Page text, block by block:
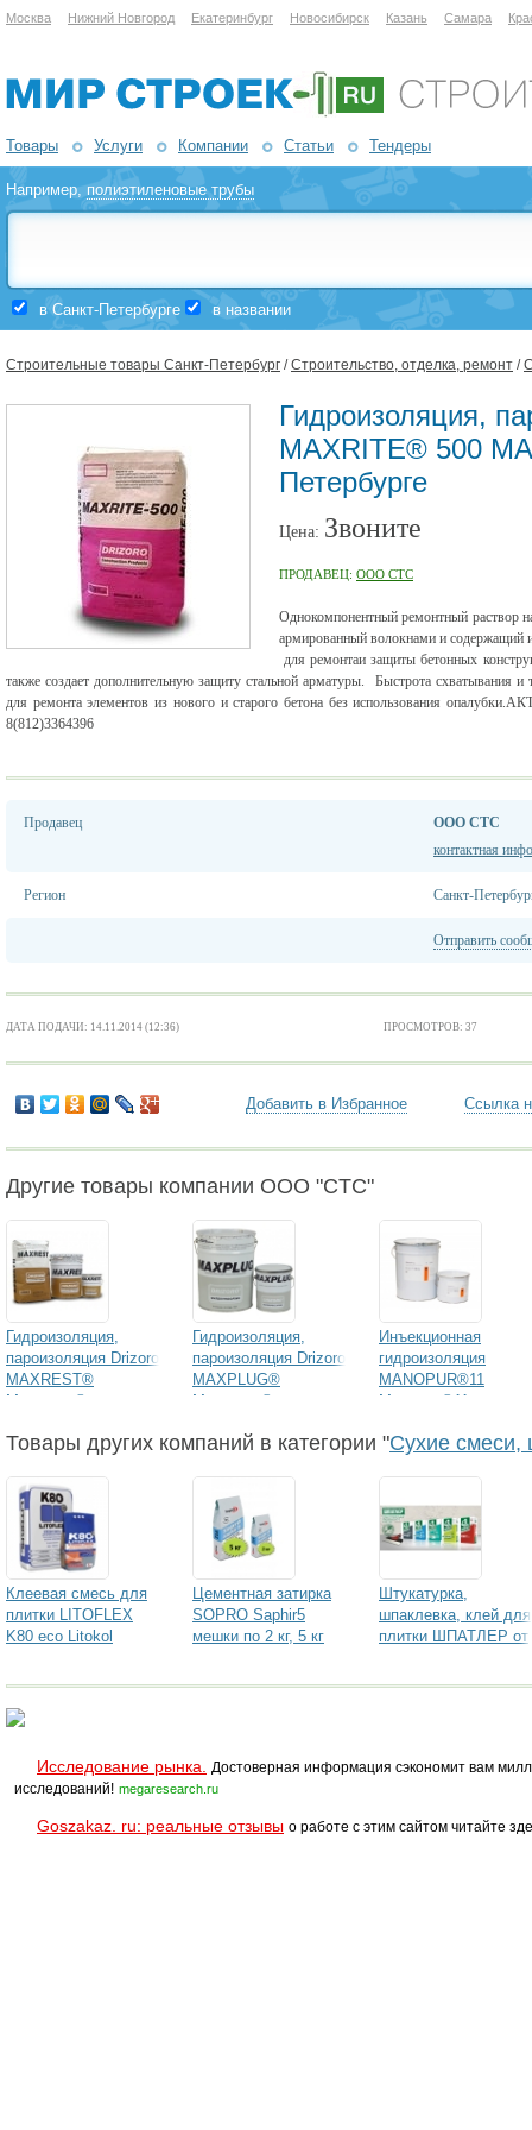
Москва Нижний Новгород Екатеринбург Новосибирск Казань Самара
Товары Услуги Компании Статьи Тендеры
Например,полиэтиленовые трубы
в Санкт-Петербурге в названии
Строительные товары Санкт-Петербург /Строительство, отделка, ремонт /
Гидроизоляция,
MAXRITE® 500
Петербурге
Цена: Звоните
ПРОДАВЕЦ: ООО CTC
Однокомпонентный ремонтный раствор
армированный волокнами и содержащий
для ремонтаи защиты бетонных
также создает дополнительную защиту стальной арматуры. Быстрота схватывания и
для ремонта элементов из нового и старого бетона без использования
8(812)3364396
Продавец
ООО CTC
контактная
Регион Санкт-
Отправить
ДАТА ПОДАЧИ: 14.11.2014 (12:36) ПРОСМОТРОВ: 37
Добавить в Избранное Ссылка
Другие товары компании ООО "CTC"
Гидроизоляция,
пароизоляция Drizoro
MAXREST®
Максрест®
Гидроизоляция,
пароизоляция Drizoro
MAXPLUG®
Максплаг®
Инъекционная
гидроизоляция
MANOPUR®11
Манопур®11
Товары других компаний в категории "Сухие смеси,
Клеевая смесь для
плитки LITOFLEX
K80 eco Litokol
Цементная затирка
SOPRO Saphir5
мешки по 2 кг, 5 кг
Штукатурка,
шпаклевка, клей для
плитки ШПАТЛЕР от
Исследование рынка.
Достоверная информация сэкономит вам
исследований! megaresearch.ru
Goszakaz. ru: реальные отзывы о работе с этим сайтом читайте